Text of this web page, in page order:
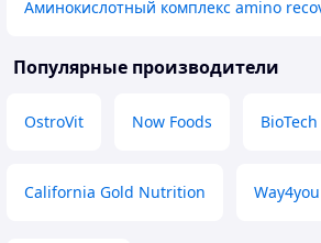
Аминокислотный комплекс amino
Популярные производители
OstroVit Now Foods BioTech
California Gold Nutrition Way4you